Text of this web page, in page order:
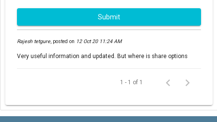
Submit
Rajesh tetgure, posted on 12 Oct 20 11:24 AM
Very useful information and updated. But where is share options
1 - 1 of 1